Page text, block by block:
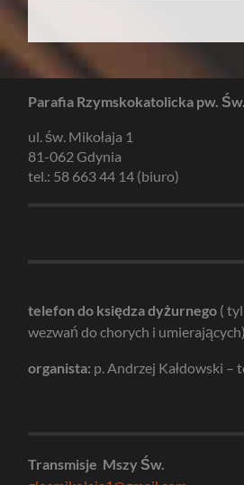
Parafia Rzymskokatolicka pw.
ul. św. Mikołaja 1
81-062 Gdynia
tel.: 58 663 44 14 (biuro)
telefon do księdza dyżurnego (
wezwań do chorych i
organista: p. Andrzej Kałdowski –
Transmisje Mszy Św.